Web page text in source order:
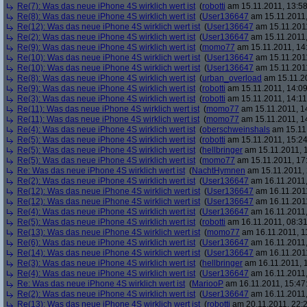
Re(7): Was das neue iPhone 4S wirklich wert ist (robotti am 15.11.2011,
Re(8): Was das neue iPhone 4S wirklich wert ist (User136647 am
Re(12): Was das neue iPhone 4S wirklich wert ist (User136647 am
Re(2): Was das neue iPhone 4S wirklich wert ist (User136647 am
Re(9): Was das neue iPhone 4S wirklich wert ist (momo77 am 15.11.2011,
Re(10): Was das neue iPhone 4S wirklich wert ist (User136647 am
Re(10): Was das neue iPhone 4S wirklich wert ist (User136647 am
Re(8): Was das neue iPhone 4S wirklich wert ist (urban_overload am
Re(9): Was das neue iPhone 4S wirklich wert ist (robotti am 15.11.2011,
Re(3): Was das neue iPhone 4S wirklich wert ist (robotti am 15.11.2011,
Re(11): Was das neue iPhone 4S wirklich wert ist (momo77 am 15.11.2011,
Re(11): Was das neue iPhone 4S wirklich wert ist (momo77 am 15.11.2011,
Re(4): Was das neue iPhone 4S wirklich wert ist (oberschweinshals am
Re(5): Was das neue iPhone 4S wirklich wert ist (robotti am 15.11.2011,
Re(5): Was das neue iPhone 4S wirklich wert ist (hellbringer am 15.11.2011,
Re(5): Was das neue iPhone 4S wirklich wert ist (momo77 am 15.11.2011,
Re: Was das neue iPhone 4S wirklich wert ist (NachtHymnen am 15.11.2011,
Re(2): Was das neue iPhone 4S wirklich wert ist (User136647 am
Re(12): Was das neue iPhone 4S wirklich wert ist (User136647 am
Re(12): Was das neue iPhone 4S wirklich wert ist (User136647 am
Re(4): Was das neue iPhone 4S wirklich wert ist (User136647 am
Re(5): Was das neue iPhone 4S wirklich wert ist (robotti am 16.11.2011,
Re(13): Was das neue iPhone 4S wirklich wert ist (momo77 am 16.11.2011,
Re(6): Was das neue iPhone 4S wirklich wert ist (User136647 am
Re(14): Was das neue iPhone 4S wirklich wert ist (User136647 am
Re(3): Was das neue iPhone 4S wirklich wert ist (hellbringer am 16.11.2011,
Re(4): Was das neue iPhone 4S wirklich wert ist (User136647 am
Re: Was das neue iPhone 4S wirklich wert ist (MariooP am 16.11.2011,
Re(2): Was das neue iPhone 4S wirklich wert ist (User136647 am
Re(13): Was das neue iPhone 4S wirklich wert ist (robotti am 20.11.2011,